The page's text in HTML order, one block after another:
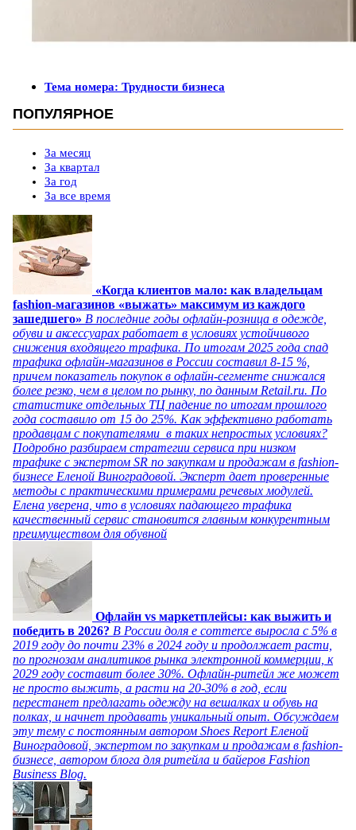
Тема номера: Трудности бизнеса
ПОПУЛЯРНОЕ
За месяц
За квартал
За год
За все время
«Когда клиентов мало: как владельцам
fashion-магазинов «выжать» максимум из каждого
зашедшего» В последние годы офлайн-розница в одежде,
обуви и аксессуарах работает в условиях устойчивого
снижения входящего трафика. По итогам 2025 года спад
трафика офлайн-магазинов в России составил 8-15 %,
причем показатель покупок в офлайн-сегменте снижался
более резко, чем в целом по рынку, по данным Retail.ru. По
статистике отдельных ТЦ падение по итогам прошлого
года составило от 15 до 25%. Как эффективно работать
продавцам с покупателями в таких непростых условиях?
Подробно разбираем стратегии сервиса при низком
трафике с экспертом SR по закупкам и продажам в fashion-
бизнесе Еленой Виноградовой. Эксперт дает проверенные
методы с практическими примерами речевых модулей.
Елена уверена, что в условиях падающего трафика
качественный сервис становится главным конкурентным
преимуществом для обувной
Офлайн vs маркетплейсы: как выжить и
победить в 2026? В России доля e commerce выросла с 5% в
2019 году до почти 23% в 2024 году и продолжает расти,
по прогнозам аналитиков рынка электронной коммерции, к
2029 году составит более 30%. Офлайн-ритейл же может
не просто выжить, а расти на 20-30% в год, если
перестанет предлагать одежду на вешалках и обувь на
полках, и начнет продавать уникальный опыт. Обсуждаем
эту тему с постоянным автором Shoes Report Еленой
Виноградовой, экспертом по закупкам и продажам в fashion-
бизнесе, автором блога для ритейла и байеров Fashion
Business Blog.